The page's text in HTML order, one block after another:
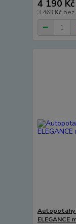
4 190 Kč
3 463 Kč bez
Autopotahy
ELEGANCE